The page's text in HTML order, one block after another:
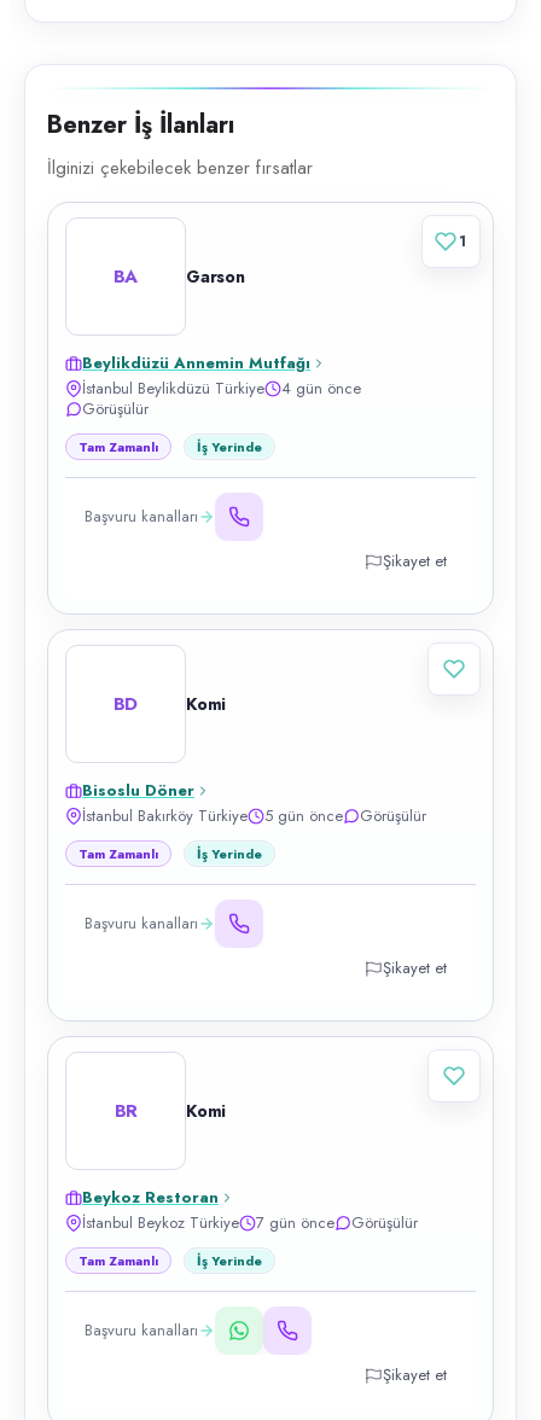
Benzer İş İlanları
İlginizi çekebilecek benzer fırsatlar
BA Garson
Beylikdüzü Annemin Mutfağı
İstanbul Beylikdüzü Türkiye
4 gün önce
Görüşülür
Tam Zamanlı İş Yerinde
Başvuru kanalları
Şikayet et
1
BD Komi
Bisoslu Döner
İstanbul Bakırköy Türkiye
5 gün önce Görüşülür
Tam Zamanlı İş Yerinde
Başvuru kanalları
Şikayet et
BR Komi
Beykoz Restoran
İstanbul Beykoz Türkiye
7 gün önce Görüşülür
Tam Zamanlı İş Yerinde
Başvuru kanalları
Şikayet et